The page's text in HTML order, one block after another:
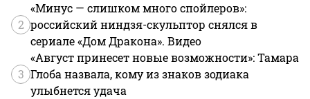
2
«Минус — слишком много спойлеров»:
российский ниндзя-скульптор снялся в
сериале «Дом Дракона». Видео
3
«Август принесет новые возможности»: Тамара
Глоба назвала, кому из знаков зодиака
улыбнется удача